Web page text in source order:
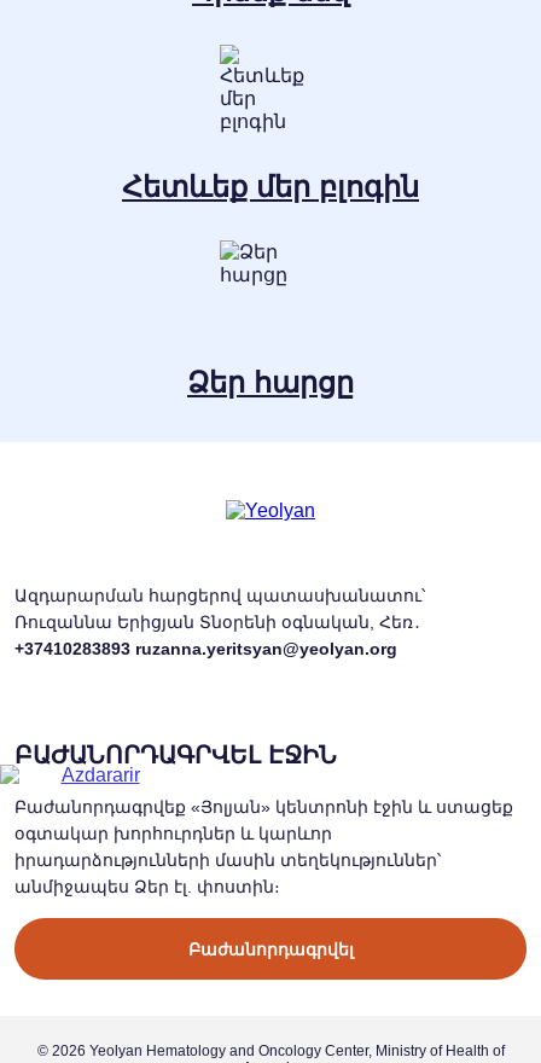
Հետևեք մեր բլոգին
Ձեր հարցը
Ազդարարման հարցերով պատասխանատու՝
Ռուզաննա Երիցյան Տնօրենի օգնական, Հեռ․
+37410283893 ruzanna.yeritsyan@yeolyan.org
ԲԱԺԱՆՈՐԴԱԳՐՎԵԼ ԷՋԻՆ
Բաժանորդագրվեք «Յոլյան» կենտրոնի էջին և ստացեք
օգտակար խորհուրդներ և կարևոր
իրադարձությունների մասին տեղեկություններ՝
անմիջապես Ձեր էլ. փոստին։
Բաժանորդագրվել
© 2026 Yeolyan Hematology and Oncology Center, Ministry of Health of